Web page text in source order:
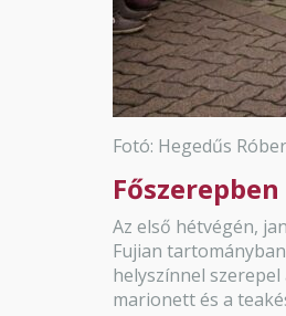
Fotó: Hegedűs
Az első hétvégén,
Fujian
helyszínnel
marionett és a